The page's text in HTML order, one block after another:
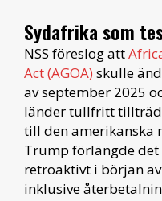
Sydafrika som
NSS föreslog att
Act (AGOA) skulle
av september 2025
länder tullfritt
till den amerikanska
Trump förlängde
retroaktivt i början
inklusive